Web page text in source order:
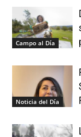
Campo al Día
Noticia del Día